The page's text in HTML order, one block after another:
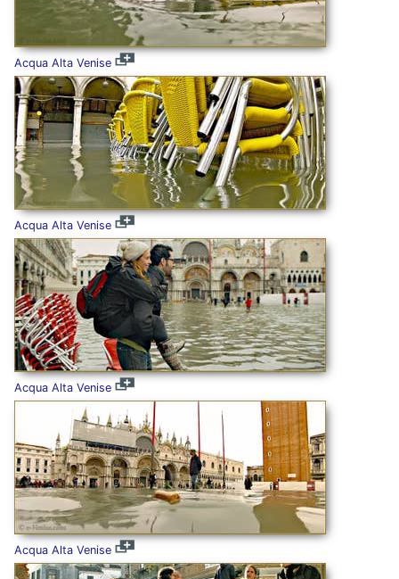
Acqua Alta Venise
Acqua Alta Venise
Acqua Alta Venise
Acqua Alta Venise